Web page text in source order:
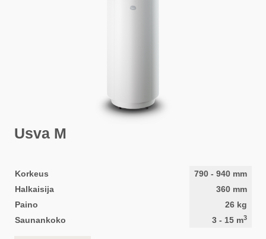
Usva M
Korkeus 790 - 940 mm
Halkaisija
360 mm
Paino
26 kg
Saunankoko
3 - 15 m3